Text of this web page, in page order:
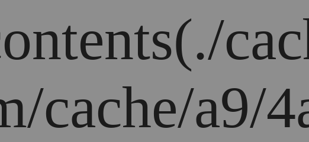
cache/a9/